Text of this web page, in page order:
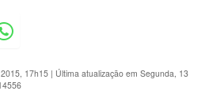
17h15 | Última atualização em Segunda, 13